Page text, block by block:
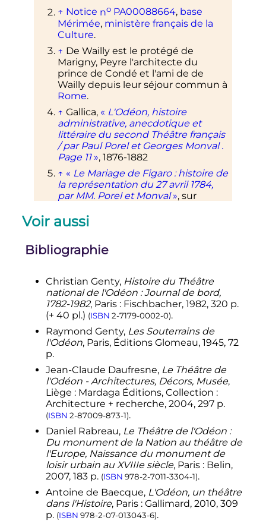
↑ Notice no PA00088664, base
Mérimée, ministère français de la
Culture.
↑ De Wailly est le protégé de
Marigny, Peyre l'architecte du
prince de Condé et l'ami de de
Wailly depuis leur séjour commun à
Rome.
↑ Gallica, « L'Odéon, histoire
administrative, anecdotique et
littéraire du second Théâtre français
/ par Paul Porel et Georges Monval .
Page 11 », 1876-1882
↑ « Le Mariage de Figaro : histoire de
la représentation du 27 avril 1784,
par MM. Porel et Monval », sur
↑« Dazincourt
↑Henry Lecomte,
vol.1.
↑Léon Chancerel, « Naissance,
vicissitudes et grandeurs de
l'Odéon
Cahiers Renaud-Barrault
octobre 1959,p. 81.
Hector Berlioz,
, chap.
↑Victor Hugo,Choses vues 1847-
1848, Paris,Éditions Gallimard,1972
505 p. (ISBN2-07-036047-4),p. 252-253.
↑La pièce de Cervantes a déjà fait
l'objet d'une adaptation en français
par Barrault lui-même en 1937 au
théâtre Antoine.
↑Les Archives du spectacle.
↑ Jean Sévillia, « Ces trente jours qui
ébranlèrent la France »,Le Figaro
Magazine, 2 mars 2018, p. 42-48.
↑« Décret no 90-458 du 1er juin
Voir aussi
Bibliographie
Christian Genty, Histoire du Théâtre
national de l'Odéon : Journal de bord,
1782-1982, Paris : Fischbacher, 1982, 320 p.
(+ 40 pl.) (ISBN 2-7179-0002-0).
Raymond Genty, Les Souterrains de
l'Odéon, Paris, Éditions Glomeau, 1945, 72
p.
Jean-Claude Daufresne, Le Théâtre de
l'Odéon - Architectures, Décors, Musée,
Liège : Mardaga Éditions, Collection :
Architecture + recherche, 2004, 297 p.
(ISBN 2-87009-873-1).
Daniel Rabreau, Le Théâtre de l'Odéon :
Du monument de la Nation au théâtre de
l'Europe, Naissance du monument de
loisir urbain au XVIIIe siècle, Paris : Belin,
2007, 183 p. (ISBN 978-2-7011-3304-1).
Antoine de Baecque, L'Odéon, un théâtre
dans l'Histoire, Paris : Gallimard, 2010, 309
p. (ISBN 978-2-07-013043-6).